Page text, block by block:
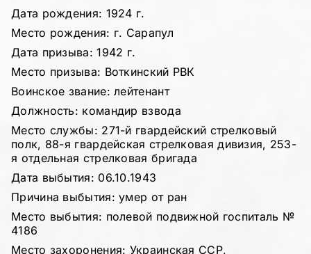
Дата рождения: 1924 г.
Место рождения: г. Сарапул
Дата призыва: 1942 г.
Место призыва: Воткинский РВК
Воинское звание: лейтенант
Должность: командир взвода
Место службы: 271-й гвардейский стрелковый
полк, 88-я гвардейская стрелковая дивизия, 253-
я отдельная стрелковая бригада
Дата выбытия: 06.10.1943
Причина выбытия: умер от ран
Место выбытия: полевой подвижной госпиталь №
4186
Место захоронения: Украинская ССР,